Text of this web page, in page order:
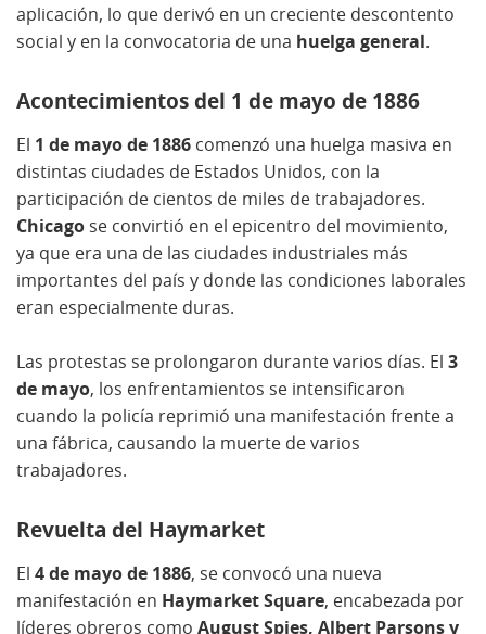
aplicación, lo que derivó en un creciente descontento
social y en la convocatoria de una huelga general.
Acontecimientos del 1 de mayo de 1886
El 1 de mayo de 1886 comenzó una huelga masiva en
distintas ciudades de Estados Unidos, con la
participación de cientos de miles de trabajadores.
Chicago se convirtió en el epicentro del movimiento,
ya que era una de las ciudades industriales más
importantes del país y donde las condiciones laborales
eran especialmente duras.
Las protestas se prolongaron durante varios días. El 3
de mayo, los enfrentamientos se intensificaron
cuando la policía reprimió una manifestación frente a
una fábrica, causando la muerte de varios
trabajadores.
Revuelta del Haymarket
El 4 de mayo de 1886, se convocó una nueva
manifestación en Haymarket Square, encabezada por
líderes obreros como August Spies, Albert Parsons y